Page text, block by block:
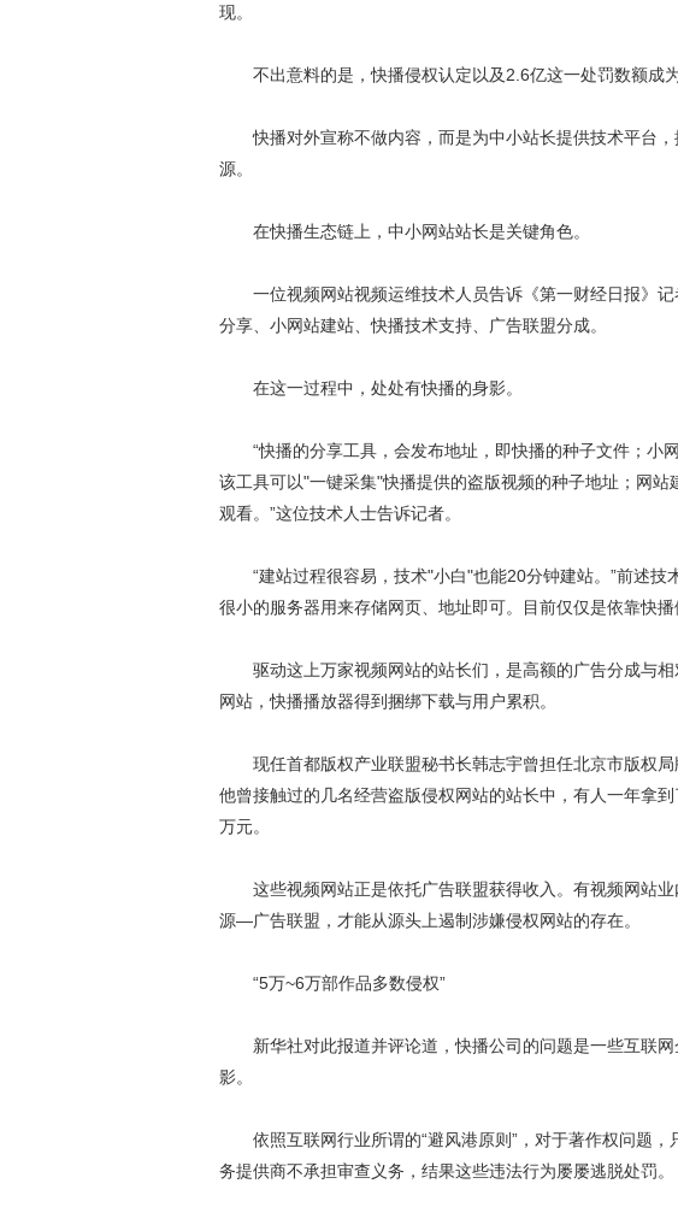
现。
不出意料的是，快播侵权认定以及2.6亿这一处罚数额成为
快播对外宣称不做内容，而是为中小站长提供技术平台，
源。
在快播生态链上，中小网站站长是关键角色。
一位视频网站视频运维技术人员告诉《第一财经日报》记
分享、小网站建站、快播技术支持、广告联盟分成。
在这一过程中，处处有快播的身影。
“快播的分享工具，会发布地址，即快播的种子文件；小
该工具可以"一键采集"快播提供的盗版视频的种子地址；网
观看。”这位技术人士告诉记者。
“建站过程很容易，技术"小白"也能20分钟建站。”前述技
很小的服务器用来存储网页、地址即可。目前仅仅是依靠快
驱动这上万家视频网站的站长们，是高额的广告分成与相
网站，快播播放器得到捆绑下载与用户累积。
现任首都版权产业联盟秘书长韩志宇曾担任北京市版权局
他曾接触过的几名经营盗版侵权网站的站长中，有人一年拿
万元。
这些视频网站正是依托广告联盟获得收入。有视频网站业
源—广告联盟，才能从源头上遏制涉嫌侵权网站的存在。
“5万~6万部作品多数侵权”
新华社对此报道并评论道，快播公司的问题是一些互联网
影。
依照互联网行业所谓的“避风港原则”，对于著作权问题，
务提供商不承担审查义务，结果这些违法行为屡屡逃脱处罚。